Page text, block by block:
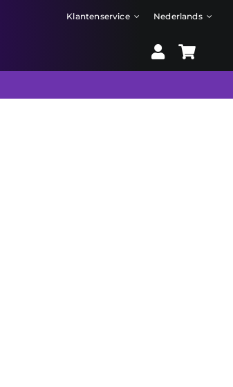
Klantenservice Nederlands